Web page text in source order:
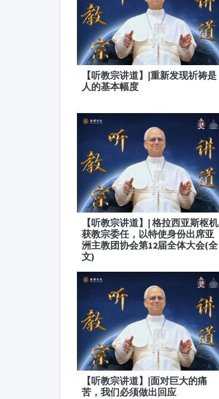
【听教宗讲道】|重新发现祈祷是
人的基本幅度
【听教宗讲道】| 格拉西亚斯枢机
获教宗委任，以特使身份出席亚
洲主教团协会第12届全体大会(全
文)
【听教宗讲道】|面对巨大的痛
苦，我们必须做出回应